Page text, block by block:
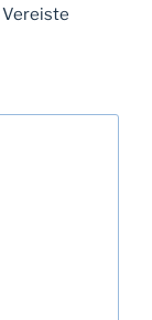
Vereiste